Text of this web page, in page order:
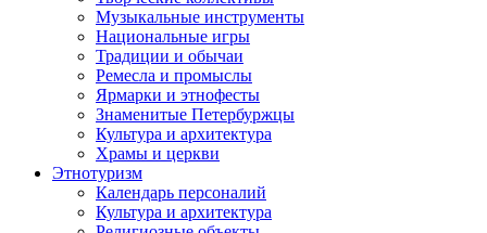
Музыкальные инструменты
Национальные игры
Традиции и обычаи
Ремесла и промыслы
Ярмарки и этнофесты
Знаменитые Петербуржцы
Культура и архитектура
Храмы и церкви
Этнотуризм
Календарь персоналий
Культура и архитектура